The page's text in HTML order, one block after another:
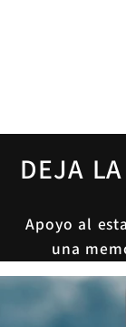
DEJA
Apoyo al
una